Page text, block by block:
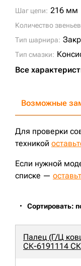
R290LC-7H;R305LC-
DX300LC;PC350LC-8;
PC300-8M0;
Шаг цепи: 216 мм
Количество
Тип шарнира:
Тип смазки:
Все
Возможные
Для проверки
техникой
Если нужной
списке —
Сортировать:
Палец (Г/Ц
СК-6191114 СК